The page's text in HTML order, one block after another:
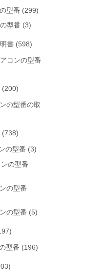
型番 (299)
型番 (3)
書 (598)
コンの型番
(200)
の型番の取
(738)
の型番 (3)
の型番
の型番
の型番 (5)
型番 (196)